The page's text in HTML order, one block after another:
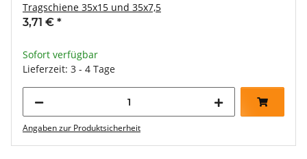
Tragschiene 35x15 und 35x7,5
3,71 € *
Sofort verfügbar
Lieferzeit: 3 - 4 Tage
Angaben zur Produktsicherheit